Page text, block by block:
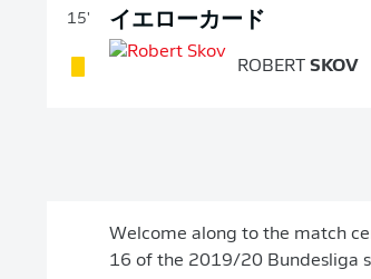
15' イエローカード
ROBERT SKOV
Welcome along to the match
16 of the 2019/20 Bundesliga